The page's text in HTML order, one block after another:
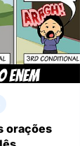
orações